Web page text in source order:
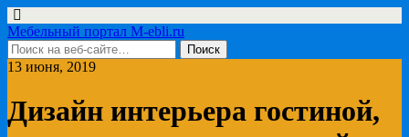
Мебельный портал M-ebli.ru
13 июня, 2019
Дизайн интерьера гостиной,